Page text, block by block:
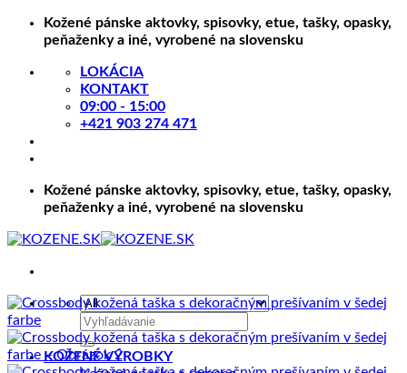
Skip
Kožené pánske aktovky, spisovky, etue, tašky, opasky,
peňaženky a iné, vyrobené na slovensku
LOKÁCIA
KONTAKT
09:00 - 15:00
+421 903 274 471
Kožené pánske aktovky, spisovky, etue, tašky, opasky,
peňaženky a iné, vyrobené na slovensku
Hľadať:
KOŽENÉ VÝROBKY